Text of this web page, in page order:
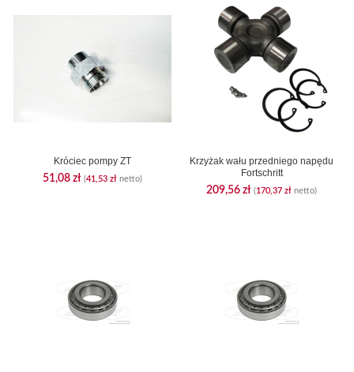
Króciec pompy ZT
51,08 zł (41,53 zł netto)
Krzyżak wału przedniego napędu
Fortschritt
209,56 zł (170,37 zł netto)